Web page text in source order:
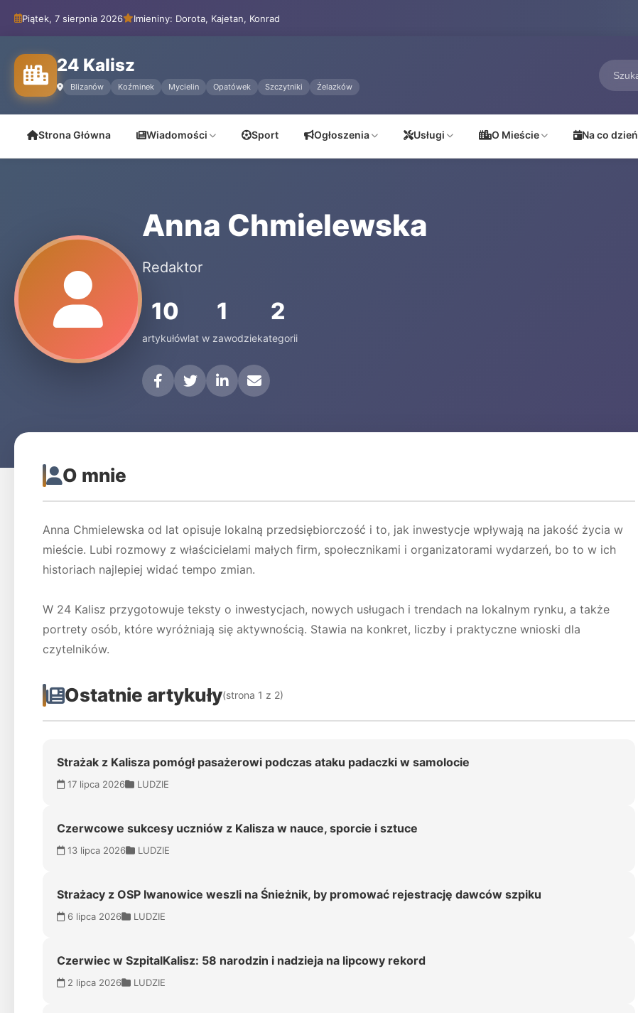
Piątek, 7 sierpnia 2026 Imieniny: Dorota, Kajetan, Konrad
24 Kalisz
Blizanów Koźminek Mycielin Opatówek Szczytniki Żelazków
Strona Główna Wiadomości Sport Ogłoszenia Usługi O Mieście Na co dzień
Anna Chmielewska
Redaktor
10
artykułów
1
lat w zawodzie
2
kategorii
O mnie
Anna Chmielewska od lat opisuje lokalną przedsiębiorczość i to, jak inwestycje wpływają na jakość życia w
mieście. Lubi rozmowy z właścicielami małych firm, społecznikami i organizatorami wydarzeń, bo to w ich
historiach najlepiej widać tempo zmian.
W 24 Kalisz przygotowuje teksty o inwestycjach, nowych usługach i trendach na lokalnym rynku, a także
portrety osób, które wyróżniają się aktywnością. Stawia na konkret, liczby i praktyczne wnioski dla
czytelników.
Ostatnie artykuły(strona 1 z 2)
Strażak z Kalisza pomógł pasażerowi podczas ataku padaczki w samolocie
17 lipca 2026 LUDZIE
Czerwcowe sukcesy uczniów z Kalisza w nauce, sporcie i sztuce
13 lipca 2026 LUDZIE
Strażacy z OSP Iwanowice weszli na Śnieżnik, by promować rejestrację dawców szpiku
6 lipca 2026 LUDZIE
Czerwiec w SzpitalKalisz: 58 narodzin i nadzieja na lipcowy rekord
2 lipca 2026 LUDZIE